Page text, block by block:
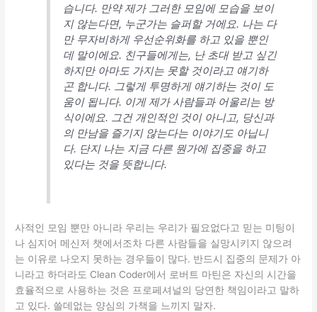
습니다. 만약 제가 그러한 모임에 모습을 보이
지 않는다면, 누군가는 슬퍼할 거에요. 나는 다
만 무자비하게 우선순위화를 하고 있을 뿐인
데 말이에요. 친구들에게는, 난 초대 받고 싶긴
하지만 아마도 가지는 못할 것이라고 얘기하
곤 합니다. 그렇게 투명하게 얘기하는 것이 도
움이 됩니다. 이게 제가 사람들과 어울리는 방
식이에요. 그건 개인적인 것이 아니고, 당신과
의 만남을 즐기지 않는다는 이야기도 아닙니
다. 단지 나는 지금 다른 뭔가에 집중을 하고
있다는 것을 뜻합니다.
사적인 모임 뿐만 아니라 우리는 우리가 필요없다고 믿는 미팅이
나 심지어 메신저 챗에서조차 다른 사람들을 실망시키지 않으려
는 이유로 나오지 못하는 경우들이 많다. 반드시 집중의 문제가 아
니라고 하더라도 Clean Coder에서 로버트 마틴은 자신의 시간을
효율적으로 사용하는 것은 프로페셔널의 당연한 책임이라고 말하
고 있다. 쓸데없는 양심의 가책을 느끼지 말자.